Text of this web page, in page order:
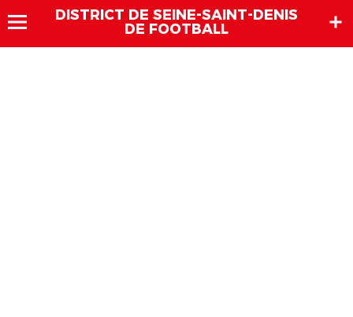
DISTRICT DE SEINE-SAINT-DENIS
DE FOOTBALL